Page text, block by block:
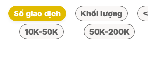
Số giao dịch
Khối lượng
10K-50K
50K-200K